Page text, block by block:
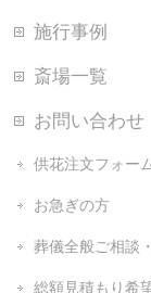
施行事例
斎場一覧
お問い合わせ
供花注文フォー
お急ぎの方
葬儀全般ご相談
総額見積もり希